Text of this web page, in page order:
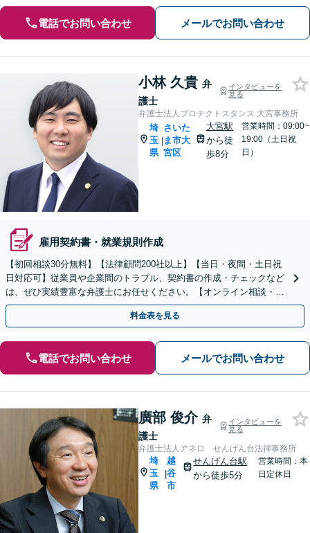
電話でお問い合わせ メールでお問い合わせ
小林 久貴 弁
護士
インタビューを
見る
弁護士法人プロテクトスタンス 大宮事務所
埼
玉
県
|
さいた
ま市大
宮区
大宮駅
から徒
歩8分
営業時間：09:00~
19:00（土日祝
日）
雇用契約書・就業規則作成
【初回相談30分無料】【法律顧問200社以上】【当日・夜間・土日祝
日対応可】従業員や企業間のトラブル、契約書の作成・チェックなど
は、ぜひ実績豊富な弁護士にお任せください。【オンライン相談・電
子契約に対応】
料金表を見る
電話でお問い合わせ メールでお問い合わせ
廣部 俊介 弁
護士
インタビューを
見る
弁護士法人アネロ せんげん台法律事務所
埼
玉
県
|
越
谷
市
せんげん台駅
から徒歩5分
営業時間：本
日定休日